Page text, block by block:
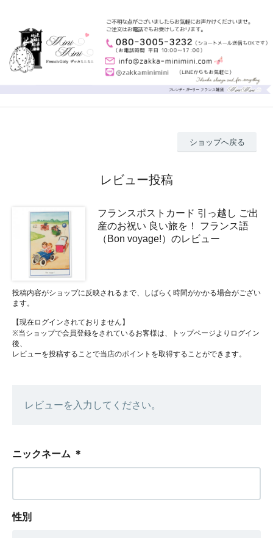
ショップへ戻る
レビュー投稿
フランスポストカード 引っ越し ご出
産のお祝い 良い旅を！ フランス語
（Bon voyage!）のレビュー
投稿内容がショップに反映されるまで、しばらく時間がかかる場合がござい
ます。
【現在ログインされておりません】
※当ショップで会員登録をされているお客様は、トップページよりログイン
後、
レビューを投稿することで当店のポイントを取得することができます。
レビューを入力してください。
ニックネーム ＊
性別